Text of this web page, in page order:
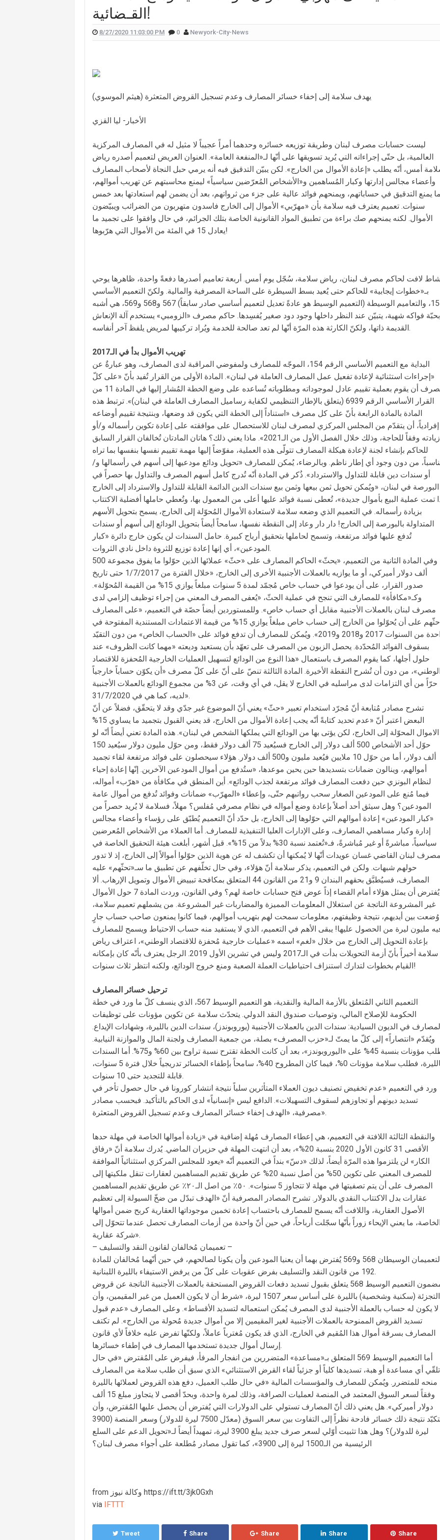
كيف علّقت هيفا وهبي على تفجير "البيجر"؟
شقراء جميلة تشبه الأوروبيات.. صورة لابنة الممثل يورغو شلهوب تنتشر تعرفوا إليها
بالقبلات... لحظات رومانسيّة بين ريم السعيدي وزوجها وسام بريدي: أحبك (فيديو)
بالفيديو هل يُفكّر هذا الفنان اللبنانيّ بالهجرة إلى كندا؟.. إليكم ما كشفه
القـضائية!
8/27/2020 11:03:00 PM 0 Newyork-City-News
يهدف سلامة إلى إخفاء خسائر المصارف وعدم تسجيل القروض المتعثرة (هيثم الموسوي)
الأخبار- ليا القزي
ليست حسابات مصرف لبنان وطريقة توزيعه خسائره وحدهما أمراً عجيباً لا مثيل له في المصارف المركزية
العالمية، بل حتّى إجراءاته التي يُريد تسويقها على أنّها لـ«المنفعة العامة». العنوان العريض لتعميم أصدره رياض
أمس، أنّه يطلب «إعادة الأموال من الخارج». لكن يبيّن التدقيق فيه أنه يرمي حبل النجاة لأصحاب المصارف
وأعضاء مجالس إدارتها وكبار المُساهمين و«الأشخاص المُعرّضين سياسياً» ليمنع محاسبتهم عن تهريب أموالهم،
يمنع التدقيق في حساباتهم، ويمنحهم فوائد عالية على جزء من ثرواتهم، بعد أن يضمن لهم استعادتها بعد خمس
سنوات. تعميم يعترف فيه سلامة بأن «مهرّبي» الأموال إلى الخارج فاسدون متهربون من الضرائب ويبيّضون
الأموال. لكنه يمنحهم صك براءة من تطبيق المواد القانونية الخاصة بتلك الجرائم، في حال وافقوا على تجميد ما
يعادل 15 في المئة من الأموال التي هرّبوها!
لافت لحاكم مصرف لبنان، رياض سلامة، سُجّل يوم أمس. أربعة تعاميم أصدرها دفعةً واحدة، ظاهرها يوحي
بـ«خطوات إيجابية» للحاكم حتى يُعيد بسط السيطرة على الساحة المصرفية والمالية. ولكنّ التعميم الأساسي
154، والتعاميم الوسيطة (التعميم الوسيط هو عادةً تعديل لتعميم أساسي صادر سابقاً) 567 و568 و569، هي أشبه
بحبّة فواكه شهية، يتبيّن عند النظر داخلها وجود دود صغير يُفسِدها. حاكم مصرف «الزومبي» يستخدم آلة الإنعاش
القديمة ذاتها، ولكنّ الكارثة هذه المرّة أنّها لم تعد صالحة للخدمة ويُراد تركيبها لمريض يلفظ آخر أنفاسه.
تهريب الأموال بدأ في الـ2017
البداية مع التعميم الأساسي الرقم 154، الموجّه للمصارف ولمفوضي المراقبة لدى المصارف، وهو عبارةٌ عن
«إجراءات استثنائية لإعادة تفعيل عمل المصارف العاملة في لبنان». المادة الأولى من القرار تُفيد بأنّ «على كلّ
مصرف أن يقوم بعملية تقييم عادل لموجوداته ومطلوباته تُساعده على وضع الخطة المُشار إليها في المادة 11 من
القرار الأساسي الرقم 6939 (يتعلق بالإطار التنظيمي لكفاية رساميل المصارف العاملة في لبنان)». ترتبط هذه
المادة بالمادة الرابعة بأنّ على كل مصرف «استناداً إلى الخطة التي يكون قد وضعها، وبنتيجة تقييم أوضاعه
إفرادياً، أن يتقدّم من المجلس المركزي لمصرف لبنان للاستحصال على موافقته على إعادة تكوين رأسماله و/أو
زيادته وفقاً للحاجة، وذلك خلال الفصل الأول من الـ2021». ماذا يعني ذلك؟ هاتان المادتان تُخالفان القرار السابق
للحاكم بإنشاء لجنة لإعادة هيكلة المصارف تتولّى هذه العملية، مفوّضاً إليها مهمة تقييم نفسها بنفسها بما تراه
من دون وجود أي إطار ناظم. وبالرضاء، يُمكن للمصارف «تحويل ودائع مودعيها إلى أسهم في رأسمالها و/
أو سندات دين قابلة للتداول والاسترداد». ذُكر في المادة أنّه تُدرج كامل أسهم المصرف والتداول بها حصراً في
البورصة في لبنان، «ويُمكن تحويل ثمن بيعها وثمن بيع سندات الدين الدائمة القابلة للتداول والاسترداد إلى الخارج
تمت عملية البيع بأموال جديدة»، تُعطى نسبة فوائد عليها أعلى من المعمول بها، وتُعطي حاملها أفضلية الاكتتاب
بزيادة رأسماله. في التعميم الذي وضعه سلامة لاستعادة الأموال المُحوّلة إلى الخارج، يسمح بتحويل الأسهم
المتداولة بالبورصة إلى الخارج! دار دار وعاد إلى النقطة نفسها، سامحاً أيضاً بتحويل الودائع إلى أسهم أو سندات
تُدفع عليها فوائد مرتفعة، وتسمح لحاملها بتحقيق أرباح كبيرة. حامل السندات لن يكون خارج دائرة «كبار
المودعين»، أي إنها إعادة توزيع للثروة داخل نادي الثروات.
وفي المادة الثانية من التعميم، «يحثّ» الحاكم المصارف على «حثّ» عملائها الذين حوّلوا ما يفوق مجموعة 500
ألف دولار أميركي، أو ما يوازيه بالعملات الأجنبية الأخرى إلى الخارج، «خلال الفترة من 1/7/2017 حتى تاريخ
صدور القرار، على أن يودعوا في حساب خاص مُجمّد لمدة 5 سنوات مبلغاً يوازي 15% من القيمة المُحوّلة».
وكـ«مكافأة» للمصارف التي تنجح في عملية الحثّ، «يُعفى المصرف المعني من إجراء توظيف إلزامي لدى
مصرف لبنان بالعملات الأجنبية مقابل أي حساب خاص». وللمستوردين أيضاً حصّة في التعميم، «على المصارف
حثّهم على أن يُحوّلوا من الخارج إلى حساب خاص مبلغاً يوازي 15% من قيمة الاعتمادات المستندية المفتوحة في
واحدة من السنوات 2017 و2018 و2019». ويُمكن للمصارف أن تدفع فوائد على «الحساب الخاص» من دون التقيّد
بسقوف الفوائد المُحدّدة. يحصل الزبون من المصرف على تعهّد بأن يستعيد وديعته «مهما كانت الظروف» عند
حلول أجلها، كما يقوم المصرف باستعمال «هذا النوع من الودائع لتسهيل العمليات الخارجية المُحفزة للاقتصاد
من دون أن تُشرح النقطة الأخيرة. المادة الثالثة تنصّ على أنّ على كلّ مصرف «أن يكوّن حساباً خارجياً
حرّاً من أي التزامات لدى مراسليه في الخارج لا يقل، في أي وقت، عن 3% من مجموع الودائع بالعملات الأجنبية
لديه، كما هي في 31/7/2020».
تشرح مصادر مُتابعة أنّ مُجرّد استخدام تعبير «حثّ» يعني أنّ الموضوع غير جدّي وقد لا يتحقّق، فضلاً عن أنّ
البعض اعتبر أنّ «عدم تحديد كتابةً أنّه يجب إعادة الأموال من الخارج، قد يعني القبول بتجميد ما يساوي 15%
الاموال المحوّلة إلى الخارج، لكن يؤتى بها من الودائع التي يملكها الشخص في لبنان». هذه المادة تعني أيضاً أنّه لو
حوّل أحد الأشخاص 500 ألف دولار إلى الخارج فسيُعيد 75 ألف دولار فقط، ومن حوّل مليون دولار سيُعيد 150
ألف دولار، أما من حوّل 10 ملايين فيُعيد مليون و500 ألف دولار. هؤلاء سيحصلون على فوائد مرتفعة لقاء تجميد
أموالهم، وينالون ضمانات بتسديدها حين يحين موعدها، «ستُدفع من أموال المودعين الآخرين. إنّها إعادة إحياء
لنظام البونزي حين دفعت المصارف فوائد مرتفعة لجذب الودائع». أين المنطق في مكافأة من «هرّب» أمواله،
فيما مُنع على المودعين الصغار سحب رواتبهم حتّى، وإعطاء «المهرّب» ضمانات وفوائد تُدفع من أموال عامة
المودعين؟ وهل سيثق أحد أصلاً بإعادة وضع أمواله في نظام مصرفي مُفلس؟ مهلاً، فسلامة لا يُريد حصراً من
«كبار المودعين» إعادة أموالهم التي حوّلوها إلى الخارج، بل حدّد أنّ التعميم يُطبّق على رؤساء وأعضاء مجالس
إدارة وكبار مساهمي المصارف، وعلى الإدارات العليا التنفيذية للمصارف. أما العملاء من الأشخاص المُعرضين
سياسياً، مباشرةً أو غير مُباشرةً، فـ«تُعتمد نسبة 30% بدلاً من 15%». قبل أشهر، أبلغت هيئة التحقيق الخاصة في
لبنان القاضي غسان عويدات أنّها لا يُمكنها أن تكشف له عن هوية الذين حوّلوا أموالاً إلى الخارج، إذ لا تدور
حولهم شبهات. ولكن في التعميم، يذكر سلامة أنّ هؤلاء، وفي حال تخلّفهم عن تطبيق ما سـ«تحثّهم» عليه
المصارف، فسيُطبَّق بحقهم البندان 9 و21 من القانون 44 المتعلق بمكافحة تبييض الأموال وتمويل الإرهاب. ألا
يُفترض أن يمثل هؤلاء أمام القضاء إذاً عوض فتح حسابات خاصة لهم؟ وفي القانون، وردت المادة 7 حول الأموال
غير المشروعة الناتجة عن استغلال المعلومات المميزة والمضاربات غير المشروعة. من يشملهم تعميم سلامة،
وُضعت بين أيديهم، نتيجة وظيفتهم، معلومات سمحت لهم بتهريب أموالهم، فيما كانوا يمنعون صاحب حساب جارٍ
مليون ليرة من الحصول عليها! يبقى الأهم في التعميم، الذي لا يستفيد منه حساب الاحتياط ويسمح للمصارف
بإعادة التحويل إلى الخارج من خلال «لغم» اسمه «عمليات خارجية مُحفزة للاقتصاد الوطني»، اعتراف رياض
سلامة أخيراً بأنّ أزمة التحويلات بدأت في الـ2017 وليس في تشرين الأول 2019. الرجل يعترف بأنّه كان بإمكانه
القيام بخطوات لتدارك استنزاف احتياطيات العملة الصعبة ومنع خروج الودائع، ولكنه انتظر ثلاث سنوات!
ترحيل خسائر المصارف
التعميم الثاني المُتعلق بالأزمة المالية والنقدية، هو التعميم الوسيط 567، الذي ينسف كلّ ما ورد في خطة
الحكومة للإصلاح المالي، وتوصيات صندوق النقد الدولي. يتحدّث سلامة عن تكوين مؤونات على توظيفات
في الديون السيادية: سندات الدين بالعملات الأجنبية (يوروبوندز)، سندات الدين بالليرة، وشهادات الإيداع.
ويُقدّم «انتصاراً» إلى كلّ ما يمتّ لـ«حزب المصرف» بصلة، من جمعية المصارف ولجنة المال والموازنة النيابية.
طلب مؤونات بنسبة 45% على «اليوروبوندز»، بعد أن كانت الخطة تقترح نسبة تراوح بين 60% و75%. أما السندات
بالليرة، فطلب سلامة مؤونات 0%، فيما كان المطروح 40%، سامحاً بإطفاء الخسائر تدريجياً خلال فترة 5 سنوات،
قابلة للتجديد حتى 10 سنوات.
ورد في التعميم «عدم تخفيض تصنيف ديون العملاء المتأثرين سلباً نتيجة انتشار كورونا في حال حصول تأخر في
تسديد ديونهم أو تجاوزهم لسقوف التسهيلات». الدافع ليس «إنسانياً» لدى الحاكم بالتأكيد. فبحسب مصادر
مصرفية، «الهدف إخفاء خسائر المصارف وعدم تسجيل القروض المتعثرة».
والنقطة الثالثة اللافتة في التعميم، هي إعطاء المصارف مُهلة إضافية في «زيادة أموالها الخاصة في مهلة حدها
الأقصى 31 كانون الأول 2020 بنسبة 20%»، بعد أن انتهت المهلة في حزيران الماضي. يُدرك سلامة أنّ «رفاق
الكار» لن يلتزموا هذه المرّة أيضاً، لذلك «دسّ» بنداً في التعميم أنّه «يعود للمجلس المركزي استثنائياً الموافقة
للمصرف المعني على تكوين 50% من أصل نسبة 20% عن طريق تقديم المساهمين لعقارات تنقل ملكيتها إلى
المصرف على أن يتم تصفيتها في مهلة لا تتجاوز 5 سنوات». ٥٠٪ من اصل الـ٢٠٪ عن طريق تقديم المساهمين
عقارات بدل الاكتتاب النقدي بالدولار. تشرح المصادر المصرفية أنّ «الهدف تبدّل من ضخّ السيولة إلى تعظيم
الأصول العقارية، واللافت أنّه يسمح للمصارف باحتساب إعادة تخمين موجوداتها العقارية كربح ضمن أموالها
ما يعني الإيحاء زوراً بأنّها سجّلت أرباحاً، في حين أنّ واحدة من أزمات المصارف تحصل عندما تتحوّل إلى
شركة عقارية».
– تعميمان مُخالفان لقانون النقد والتسليف –
التعميمان الوسيطان 568 و569 يُفترض بهما أن يعنيا المودعين وأن يكونا لصالحهم، في حين أنّهما مُخالفان للمادة
192 من قانون النقد والتسليف بفرض عقوبات على كلّ من يرفض الاستيفاء بالليرة اللبنانية.
مضمون التعميم الوسيط 568 يتعلق بقبول تسديد دفعات القروض المستحقة بالعملات الأجنبية الناتجة عن قروض
التجزئة (سكنية وشخصية) بالليرة على أساس سعر 1507 ليرة، «شرط أن لا يكون العميل من غير المقيمين، وأن
لا يكون له حساب بالعملة الأجنبية لدى المصرف يُمكن استعماله لتسديد الأقساط». وعلى المصارف «عدم قبول
تسديد القروض الممنوحة بالعملات الأجنبية لغير المقيمين إلا من أموال جديدة مُحولة من الخارج». لم تكتف
المصارف بسرقة أموال هذا المُقيم في الخارج، الذي قد يكون مُغترباً عاملاً، ولكنّها تفرض عليه خلافاً لأي قانون
إرسال أموال جديدة تستخدمها المصارف في إطفاء خسائرها.
أما التعميم الوسيط 569 المتعلق بـ«مساعدة» المتضررين من انفجار المرفأ، فيفرض على المُقترض «في حال
تلقّي أي مساعدة أو هبة، تسديدها كلياً أو جزئياً لقاء القرض الاستثنائي» الذي سبق أن طلب سلامة من المصارف
منحه للمتضرر. ويُمكن للمصارف والمؤسسات المالية «في حال طلب العميل، دفع هذه القروض لعملائها بالليرة
وفقاً لسعر السوق المعتمد في المنصة لعمليات الصرافة، وذلك لمرة واحدة، وبحدّ أقصى لا يتجاوز مبلغ 15 ألف
دولار أميركي». هل يعني ذلك أنّ المصارف تستولي على الدولارات التي يُفترض أن يحصل عليها المُقترض، وأن
يتكبّد نتيجة ذلك خسائر فادحة نظراً إلى التفاوت بين سعر السوق (معدّل 7500 ليرة للدولار) وسعر المنصة (3900
ليرة للدولار)؟ وهل هذا تثبيت أوّلي لسعر صرف جديد يبلغ 3900 ليرة، تمهيداً أيضاً لـ«تحويل الدعم على السلع
الرئيسية من الـ1500 ليرة إلى 3900»، كما تقول مصادر مُطلعة على أجواء مصرف لبنان؟
from وكالة نيوز https://ift.tt/3jk0Gxh
via IFTTT
Tweet Share Share Share Share